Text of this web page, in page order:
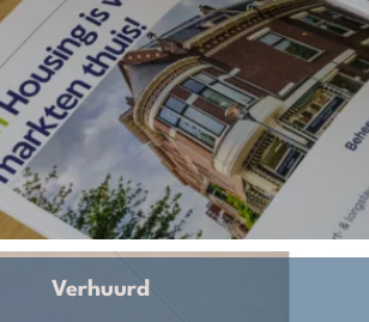
Verhuurd